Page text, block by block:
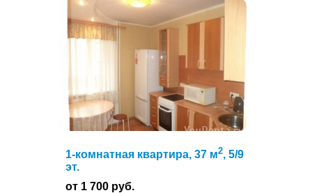
1-комнатная квартира, 37 м2, 5/9
эт.
от 1 700 руб.